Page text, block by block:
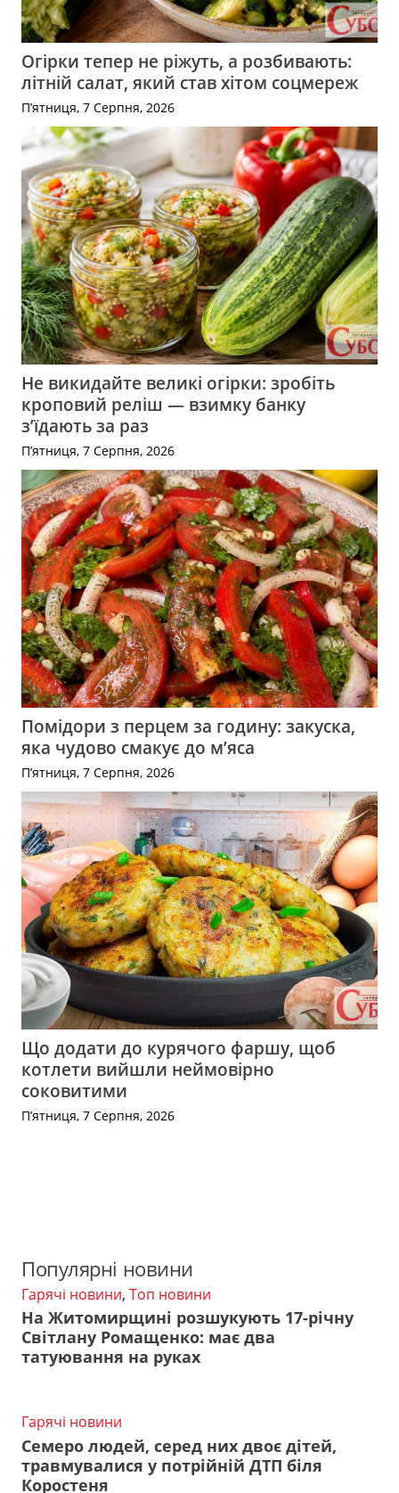
Огірки тепер не ріжуть, а розбивають:
літній салат, який став хітом соцмереж
П’ятниця, 7 Серпня, 2026
Не викидайте великі огірки: зробіть
кроповий реліш — взимку банку
з’їдають за раз
П’ятниця, 7 Серпня, 2026
Помідори з перцем за годину: закуска,
яка чудово смакує до м’яса
П’ятниця, 7 Серпня, 2026
Що додати до курячого фаршу, щоб
котлети вийшли неймовірно
соковитими
П’ятниця, 7 Серпня, 2026
Популярні новини
Гарячі новини, Топ новини
На Житомирщині розшукують 17-річну
Світлану Ромащенко: має два
татуювання на руках
Гарячі новини
Семеро людей, серед них двоє дітей,
травмувалися у потрійній ДТП біля
Коростеня